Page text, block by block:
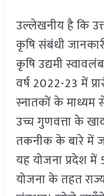
उल्लेखनीय है कि
कृषि संबंधी
कृषि उद्यमी
वर्ष 2022-23 में
स्नातकों के माध्यम
उच्च गुणवत्ता के
तकनीक के बारे में
यह योजना प्रदेश
योजना के तहत